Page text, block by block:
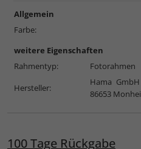
Allgemein
Farbe:
weitere Eigenschaften
Rahmentyp:
Fotorahmen
Hersteller:
Hama
86653
100 Tage Rückgabe